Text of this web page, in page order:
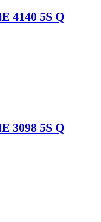
4140 5S Q
3098 5S Q